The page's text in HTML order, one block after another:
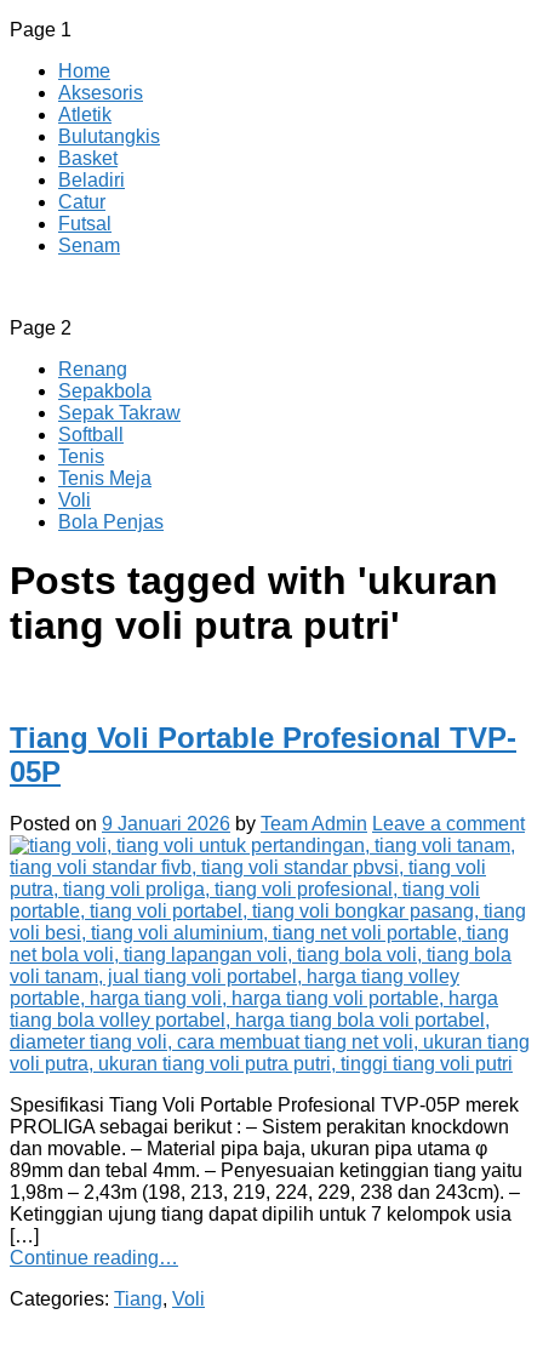
Page 1
Home
Aksesoris
Atletik
Bulutangkis
Basket
Beladiri
Catur
Futsal
Senam
CV JAYA BERSAMA Co Id
Menyediakan Semua Perlengkapan Olahraga Yang
Page 2
Renang
Sepakbola
Sepak Takraw
Softball
Tenis
Tenis Meja
Voli
Bola Penjas
Posts tagged with 'ukuran
tiang voli putra putri'
Tiang Voli Portable Profesional TVP-
05P
Posted on 9 Januari 2026 by Team Admin Leave a comment
Spesifikasi Tiang Voli Portable Profesional TVP-05P merek
PROLIGA sebagai berikut : – Sistem perakitan knockdown
dan movable. – Material pipa baja, ukuran pipa utama φ
89mm dan tebal 4mm. – Penyesuaian ketinggian tiang yaitu
1,98m – 2,43m (198, 213, 219, 224, 229, 238 dan 243cm). –
Ketinggian ujung tiang dapat dipilih untuk 7 kelompok usia
[…]
Continue reading…
Categories: Tiang, Voli